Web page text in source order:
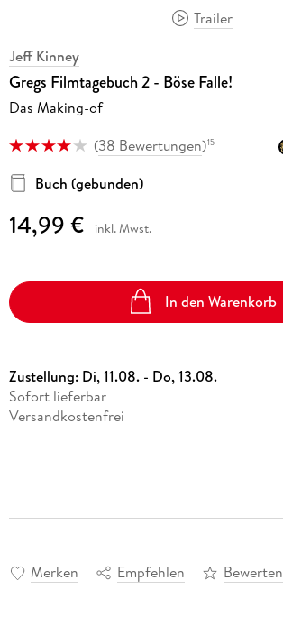
Trailer
Jeff Kinney
Gregs Filmtagebuch 2 - Böse Falle!
Das Making-of
(38 Bewertungen)15
Buch (gebunden)
14,99 € inkl. Mwst.
In den Warenkorb
Zustellung: Di, 11.08. - Do, 13.08.
Sofort lieferbar
Versandkostenfrei
Merken Empfehlen Bewerten